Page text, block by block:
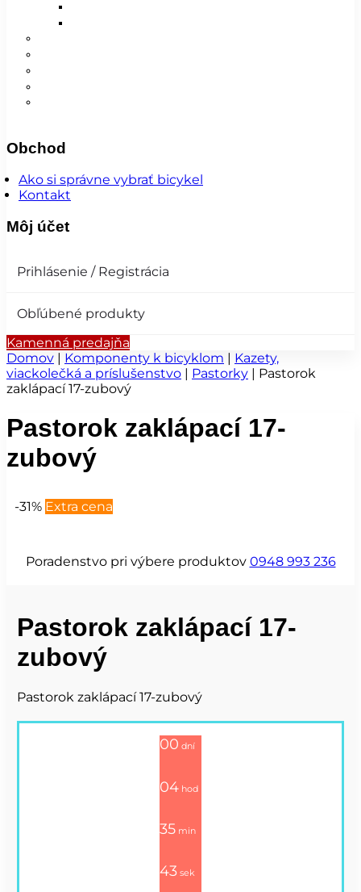
Obchod
Ako si správne vybrať bicykel
Kontakt
Môj účet
Prihlásenie / Registrácia
Obľúbené produkty
Kamenná predajňa
Domov | Komponenty k bicyklom | Kazety,
viackolečká a príslušenstvo | Pastorky | Pastorok
zaklápací 17-zubový
Pastorok zaklápací 17-
zubový
-31% Extra cena
Poradenstvo pri výbere produktov 0948 993 236
Pastorok zaklápací 17-
zubový
Pastorok zaklápací 17-zubový
00 dní
04hod
35min
42sek